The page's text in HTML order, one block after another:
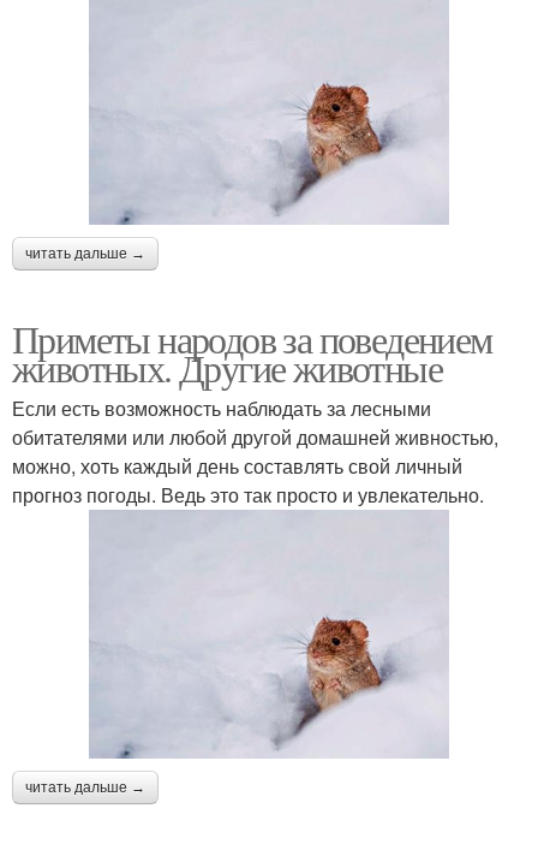
читать дальше →
Приметы народов за поведением
животных. Другие животные
Если есть возможность наблюдать за лесными
обитателями или любой другой домашней живностью,
можно, хоть каждый день составлять свой личный
прогноз погоды. Ведь это так просто и увлекательно.
читать дальше →